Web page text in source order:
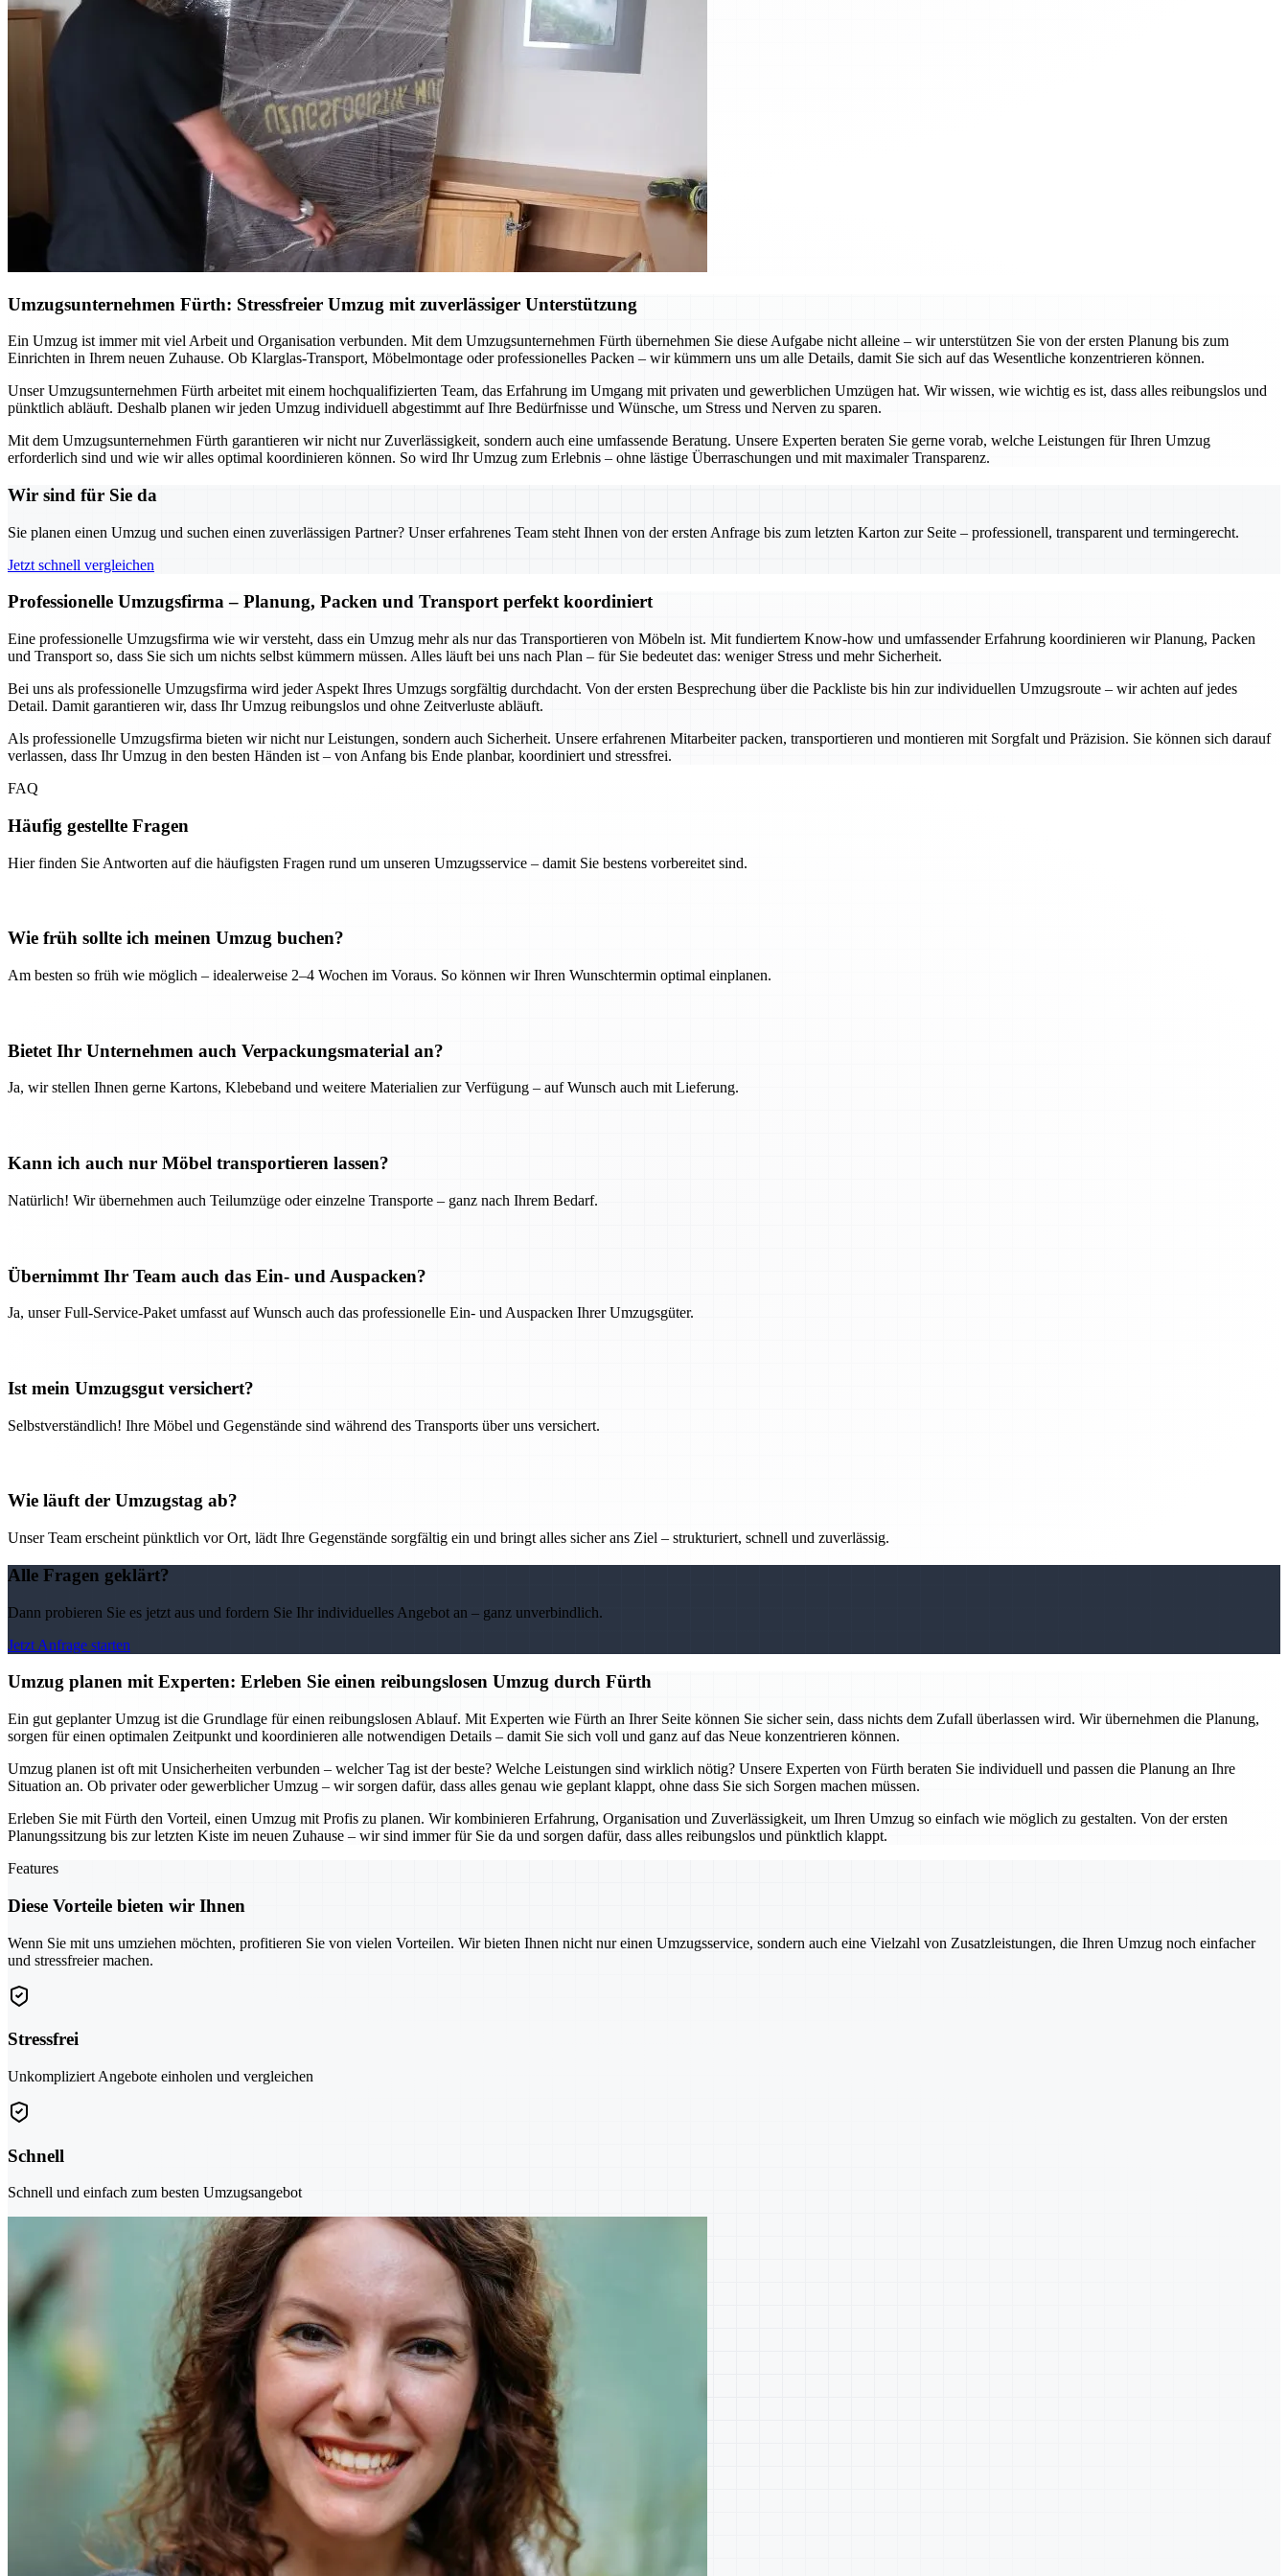
Umzugsunternehmen Fürth: Stressfreier Umzug mit zuverlässiger Unterstützung
Ein Umzug ist immer mit viel Arbeit und Organisation verbunden. Mit dem Umzugsunternehmen Fürth übernehmen Sie diese Aufgabe nicht alleine – wir unterstützen Sie von der ersten Planung bis zum
Einrichten in Ihrem neuen Zuhause. Ob Klarglas-Transport, Möbelmontage oder professionelles Packen – wir kümmern uns um alle Details, damit Sie sich auf das Wesentliche konzentrieren können.
Unser Umzugsunternehmen Fürth arbeitet mit einem hochqualifizierten Team, das Erfahrung im Umgang mit privaten und gewerblichen Umzügen hat. Wir wissen, wie wichtig es ist, dass alles reibungslos und
pünktlich abläuft. Deshalb planen wir jeden Umzug individuell abgestimmt auf Ihre Bedürfnisse und Wünsche, um Stress und Nerven zu sparen.
Mit dem Umzugsunternehmen Fürth garantieren wir nicht nur Zuverlässigkeit, sondern auch eine umfassende Beratung. Unsere Experten beraten Sie gerne vorab, welche Leistungen für Ihren Umzug
erforderlich sind und wie wir alles optimal koordinieren können. So wird Ihr Umzug zum Erlebnis – ohne lästige Überraschungen und mit maximaler Transparenz.
Wir sind für Sie da
Sie planen einen Umzug und suchen einen zuverlässigen Partner? Unser erfahrenes Team steht Ihnen von der ersten Anfrage bis zum letzten Karton zur Seite – professionell, transparent und termingerecht.
Jetzt schnell vergleichen
Professionelle Umzugsfirma – Planung, Packen und Transport perfekt koordiniert
Eine professionelle Umzugsfirma wie wir versteht, dass ein Umzug mehr als nur das Transportieren von Möbeln ist. Mit fundiertem Know-how und umfassender Erfahrung koordinieren wir Planung, Packen
und Transport so, dass Sie sich um nichts selbst kümmern müssen. Alles läuft bei uns nach Plan – für Sie bedeutet das: weniger Stress und mehr Sicherheit.
Bei uns als professionelle Umzugsfirma wird jeder Aspekt Ihres Umzugs sorgfältig durchdacht. Von der ersten Besprechung über die Packliste bis hin zur individuellen Umzugsroute – wir achten auf jedes
Detail. Damit garantieren wir, dass Ihr Umzug reibungslos und ohne Zeitverluste abläuft.
Als professionelle Umzugsfirma bieten wir nicht nur Leistungen, sondern auch Sicherheit. Unsere erfahrenen Mitarbeiter packen, transportieren und montieren mit Sorgfalt und Präzision. Sie können sich darauf
verlassen, dass Ihr Umzug in den besten Händen ist – von Anfang bis Ende planbar, koordiniert und stressfrei.
FAQ
Häufig gestellte Fragen
Hier finden Sie Antworten auf die häufigsten Fragen rund um unseren Umzugsservice – damit Sie bestens vorbereitet sind.
Wie früh sollte ich meinen Umzug buchen?
Am besten so früh wie möglich – idealerweise 2–4 Wochen im Voraus. So können wir Ihren Wunschtermin optimal einplanen.
Bietet Ihr Unternehmen auch Verpackungsmaterial an?
Ja, wir stellen Ihnen gerne Kartons, Klebeband und weitere Materialien zur Verfügung – auf Wunsch auch mit Lieferung.
Kann ich auch nur Möbel transportieren lassen?
Natürlich! Wir übernehmen auch Teilumzüge oder einzelne Transporte – ganz nach Ihrem Bedarf.
Übernimmt Ihr Team auch das Ein- und Auspacken?
Ja, unser Full-Service-Paket umfasst auf Wunsch auch das professionelle Ein- und Auspacken Ihrer Umzugsgüter.
Ist mein Umzugsgut versichert?
Selbstverständlich! Ihre Möbel und Gegenstände sind während des Transports über uns versichert.
Wie läuft der Umzugstag ab?
Unser Team erscheint pünktlich vor Ort, lädt Ihre Gegenstände sorgfältig ein und bringt alles sicher ans Ziel – strukturiert, schnell und zuverlässig.
Alle Fragen geklärt?
Dann probieren Sie es jetzt aus und fordern Sie Ihr individuelles Angebot an – ganz unverbindlich.
Jetzt Anfrage starten
Umzug planen mit Experten: Erleben Sie einen reibungslosen Umzug durch Fürth
Ein gut geplanter Umzug ist die Grundlage für einen reibungslosen Ablauf. Mit Experten wie Fürth an Ihrer Seite können Sie sicher sein, dass nichts dem Zufall überlassen wird. Wir übernehmen die Planung,
sorgen für einen optimalen Zeitpunkt und koordinieren alle notwendigen Details – damit Sie sich voll und ganz auf das Neue konzentrieren können.
Umzug planen ist oft mit Unsicherheiten verbunden – welcher Tag ist der beste? Welche Leistungen sind wirklich nötig? Unsere Experten von Fürth beraten Sie individuell und passen die Planung an Ihre
Situation an. Ob privater oder gewerblicher Umzug – wir sorgen dafür, dass alles genau wie geplant klappt, ohne dass Sie sich Sorgen machen müssen.
Erleben Sie mit Fürth den Vorteil, einen Umzug mit Profis zu planen. Wir kombinieren Erfahrung, Organisation und Zuverlässigkeit, um Ihren Umzug so einfach wie möglich zu gestalten. Von der ersten
Planungssitzung bis zur letzten Kiste im neuen Zuhause – wir sind immer für Sie da und sorgen dafür, dass alles reibungslos und pünktlich klappt.
Features
Diese Vorteile bieten wir Ihnen
Wenn Sie mit uns umziehen möchten, profitieren Sie von vielen Vorteilen. Wir bieten Ihnen nicht nur einen Umzugsservice, sondern auch eine Vielzahl von Zusatzleistungen, die Ihren Umzug noch einfacher
und stressfreier machen.
Stressfrei
Unkompliziert Angebote einholen und vergleichen
Schnell
Schnell und einfach zum besten Umzugsangebot